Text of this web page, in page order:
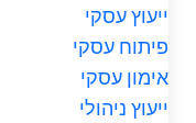
ייעוץ עסקי
פיתוח עסקי
אימון עסקי
ייעוץ ניהולי